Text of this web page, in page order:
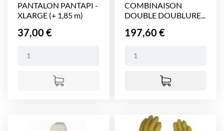
PANTALON PANTAPI -
XLARGE (+ 1,85 m)
Prix
37,00 €
COMBINAISON
DOUBLE DOUBLURE...
Prix
197,60 €